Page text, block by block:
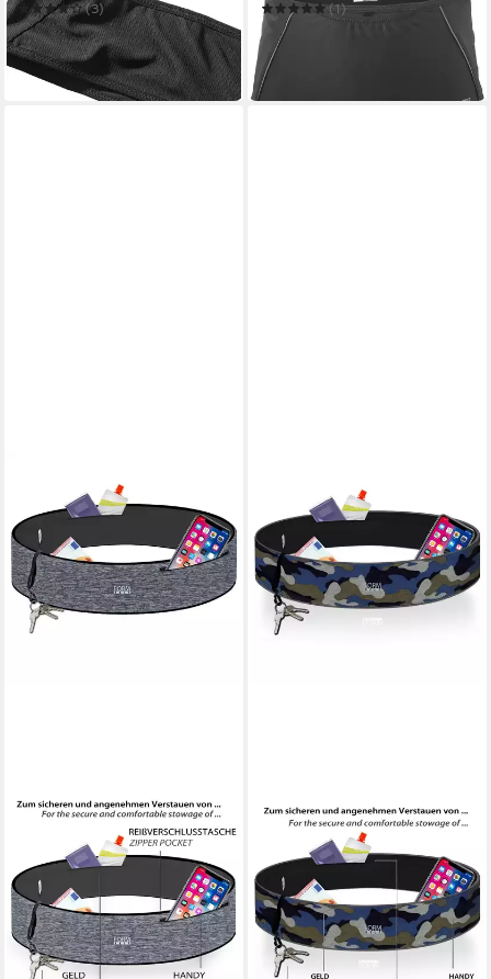
(3)
34,99 €
in 1-2 Werktagen bei dir
(1)
ab 34,99 €
-13%
in 1-2 Werktagen bei dir